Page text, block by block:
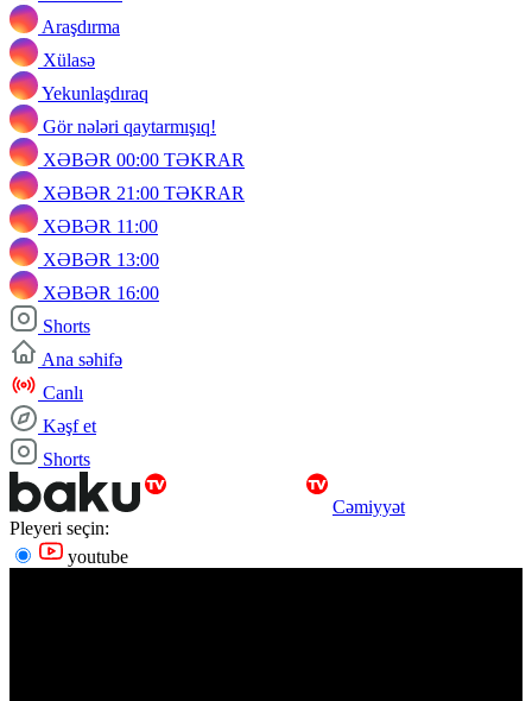
Araşdırma
Xülasə
Yekunlaşdıraq
Gör nələri qaytarmışıq!
XƏBƏR 00:00 TƏKRAR
XƏBƏR 21:00 TƏKRAR
XƏBƏR 11:00
XƏBƏR 13:00
XƏBƏR 16:00
Shorts
Ana səhifə
Canlı
Kəşf et
Shorts
Cəmiyyət
Pleyeri seçin:
youtube